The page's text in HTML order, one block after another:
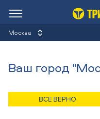
Москва
Lange
Назад/Главная/Каталог/
Ваш город
ВСЕ ВЕРНО